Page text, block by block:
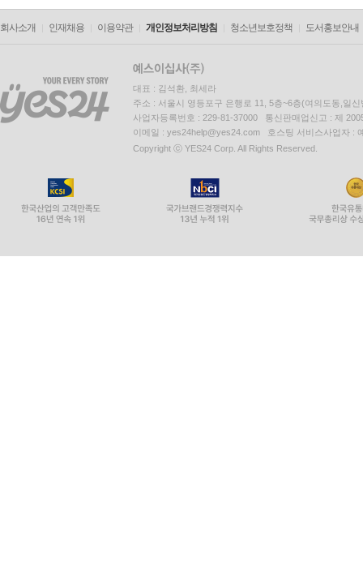
회사소개 인재채용 이용약관 개인정보처리방침 청소년보호정책 도서홍보안내
대표 : 김석환, 최세라
주소 : 서울시 영등포구 은행로 11, 5층~6층(여의도동,일신
사업자등록번호 : 229-81-37000 통신판매업신고 : 제
이메일 : yes24help@yes24.com 호스팅 서비스사업자 :
Copyright ⓒ YES24 Corp. All Rights Reserved.